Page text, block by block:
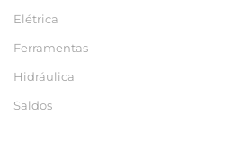
Elétrica
Ferramentas
Hidráulica
Saldos